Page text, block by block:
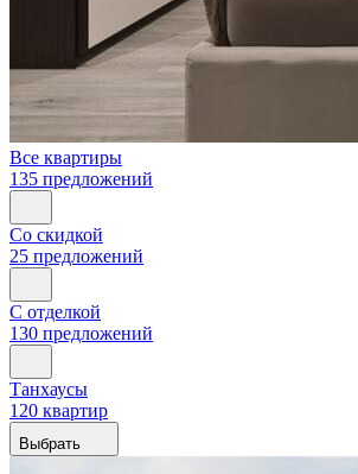
Все квартиры
135 предложений
Со скидкой
25 предложений
С отделкой
130 предложений
Танхаусы
120 квартир
Выбрать